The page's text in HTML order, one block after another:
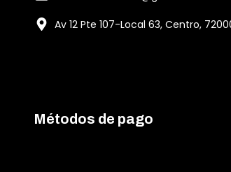
Av 12 Pte 107-Local 63, Centro,
Métodos de pago